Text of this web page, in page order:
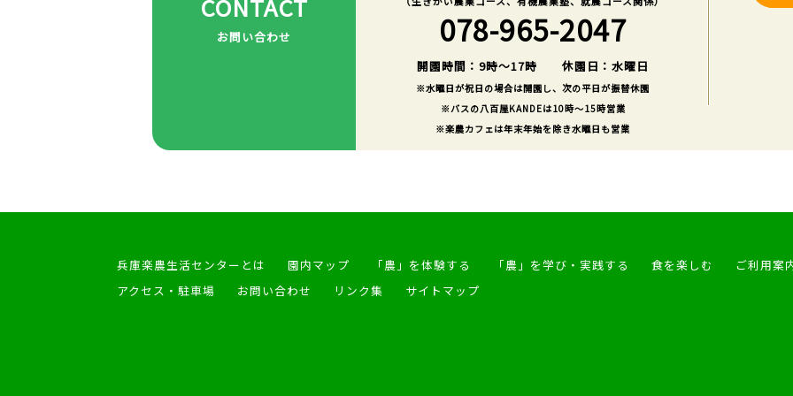
CONTACT
お問い合わせ 078-965-2047
開園時間：9時～17時 休園日：水曜日
※水曜日が祝日の場合は開園し、次の平日が振替休園
※バスの八百屋KANDEは10時～15時営業
※楽農カフェは年末年始を除き水曜日も営業
兵庫楽農生活センターとは 園内マップ 「農」を体験する 「農」を学び・実践する 食を楽しむ
ご利用案
アクセス・駐車場
お問い合わせ リンク集 サイトマップ